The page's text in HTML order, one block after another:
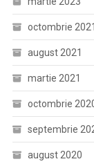
octombrie 2021
august 2021
martie 2021
octombrie
septembrie
august 2020